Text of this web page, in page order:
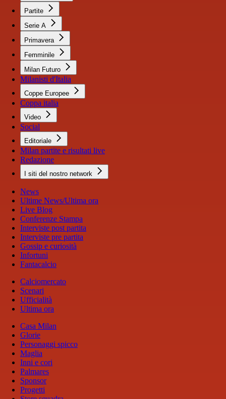
Partite
Serie A
Primavera
Femminile
Milan Futuro
Milanisti d'Italia
Coppe Europee
Coppa italia
Video
Social
Editoriale
Milan partite e risultati live
Redazione
I siti del nostro network
News
Ultime News/Ultima ora
Live Blog
Conferenze Stampa
Interviste post partita
Interviste pre partita
Gossip e curiosità
Infortuni
Fantacalcio
Calciomercato
Scenari
Ufficialità
Ultima ora
Casa Milan
Glorie
Personaggi spicco
Maglia
Inni e cori
Palmares
Sponsor
Progetti